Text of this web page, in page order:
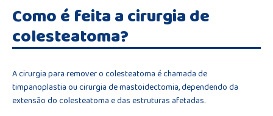
Como é feita a cirurgia de
colesteatoma?
A cirurgia para remover o colesteatoma é chamada de
timpanoplastia ou cirurgia de mastoidectomia, dependendo da
extensão do colesteatoma e das estruturas afetadas.